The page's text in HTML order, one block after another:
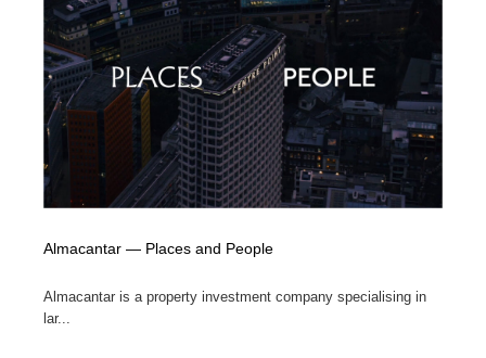
Almacantar — Places and People
Almacantar is a property investment company specialising in
lar...